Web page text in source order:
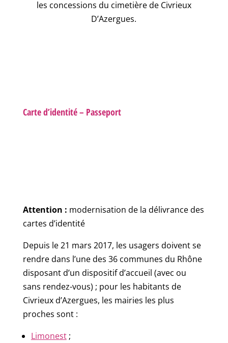
les concessions du cimetière de Civrieux
D’Azergues.
Carte d’identité – Passeport
Attention : modernisation de la délivrance des
cartes d’identité
Depuis le 21 mars 2017, les usagers doivent se
rendre dans l’une des 36 communes du Rhône
disposant d’un dispositif d’accueil (avec ou
sans rendez-vous) ; pour les habitants de
Civrieux d’Azergues, les mairies les plus
proches sont :
Limonest;